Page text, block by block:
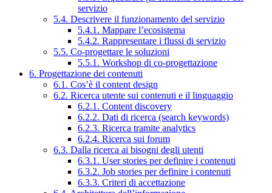
servizio
5.4. Descrivere il funzionamento del servizio
5.4.1. Mappare l’ecosistema
5.4.2. Rappresentare i flussi di servizio
5.5. Co-progettare le soluzioni
5.5.1. Workshop di co-progettazione
6. Progettazione dei contenuti
6.1. Cos’è il content design
6.2. Ricerca utente sui contenuti e il linguaggio
6.2.1. Content discovery
6.2.2. Dati di ricerca (search keywords)
6.2.3. Ricerca tramite analytics
6.2.4. Ricerca sui forum
6.3. Dalla ricerca ai bisogni degli utenti
6.3.1. User stories per definire i contenuti
6.3.2. Job stories per definire i contenuti
6.3.3. Criteri di accettazione